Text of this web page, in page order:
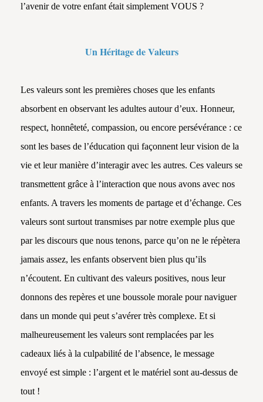
l’avenir de votre enfant était simplement VOUS ?
Un Héritage de Valeurs
Les valeurs sont les premières choses que les enfants
absorbent en observant les adultes autour d’eux. Honneur,
respect, honnêteté, compassion, ou encore persévérance : ce
sont les bases de l’éducation qui façonnent leur vision de la
vie et leur manière d’interagir avec les autres. Ces valeurs se
transmettent grâce à l’interaction que nous avons avec nos
enfants. A travers les moments de partage et d’échange. Ces
valeurs sont surtout transmises par notre exemple plus que
par les discours que nous tenons, parce qu’on ne le répètera
jamais assez, les enfants observent bien plus qu’ils
n’écoutent. En cultivant des valeurs positives, nous leur
donnons des repères et une boussole morale pour naviguer
dans un monde qui peut s’avérer très complexe. Et si
malheureusement les valeurs sont remplacées par les
cadeaux liés à la culpabilité de l’absence, le message
envoyé est simple : l’argent et le matériel sont au-dessus de
tout !